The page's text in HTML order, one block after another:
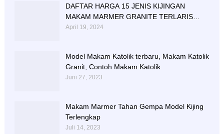
DAFTAR HARGA 15 JENIS KIJINGAN
MAKAM MARMER GRANITE TERLARIS
BERIKUT NISAN NYA
April 19, 2024
Model Makam Katolik terbaru, Makam Katolik
Granit, Contoh Makam Katolik
Juni 27, 2023
Makam Marmer Tahan Gempa Model Kijing
Terlengkap
Juli 14, 2023